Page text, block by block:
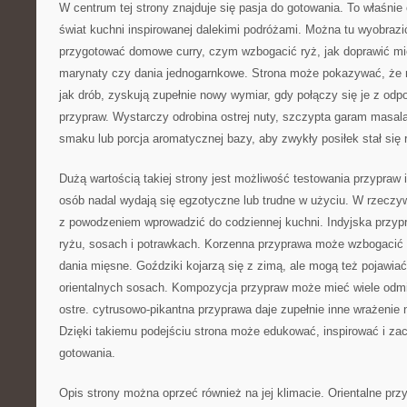
W centrum tej strony znajduje się pasja do gotowania. To
świat kuchni inspirowanej dalekimi podróżami. Można tu
przygotować domowe curry, czym wzbogacić ryż, jak doprawić
marynaty czy dania jednogarnkowe. Strona może pokazywać, że
jak drób, zyskują zupełnie nowy wymiar, gdy połączy się je z
przypraw. Wystarczy odrobina ostrej nuty, szczypta garam
smaku lub porcja aromatycznej bazy, aby zwykły posiłek stał się
Dużą wartością takiej strony jest możliwość testowania przypraw
osób nadal wydają się egzotyczne lub trudne w użyciu. W
z powodzeniem wprowadzić do codziennej kuchni. Indyjska
ryżu, sosach i potrawkach. Korzenna przyprawa może
dania mięsne. Goździki kojarzą się z zimą, ale mogą też
orientalnych sosach. Kompozycja przypraw może mieć wiele
ostre. cytrusowo-pikantna przyprawa daje zupełnie inne
Dzięki takiemu podejściu strona może edukować, inspirować i
gotowania.
Opis strony można oprzeć również na jej klimacie. Orientalne